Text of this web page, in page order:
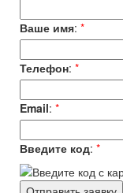
Ваше имя: *
Телефон: *
Email: *
Введите код: *